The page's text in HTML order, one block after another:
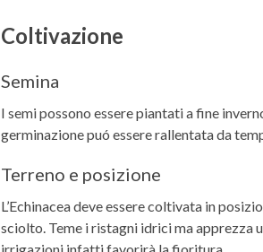
Coltivazione
Semina
I semi possono essere piantati a fine
germinazione puó essere rallentata da
Terreno e posizione
L’Echinacea deve essere coltivata in
sciolto. Teme i ristagni idrici ma apprezza